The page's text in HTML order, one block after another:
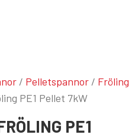
/ Pelletspannor / Fröling
PE1 Pellet 7kW
PE1